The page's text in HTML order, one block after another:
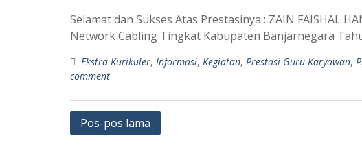
Selamat dan Sukses Atas Prestasinya : ZAIN FAISHAL
Network Cabling Tingkat Kabupaten Banjarnegara
Ekstra Kurikuler, Informasi, Kegiatan, Prestasi Guru Karyawan,
comment
Pos-pos lama